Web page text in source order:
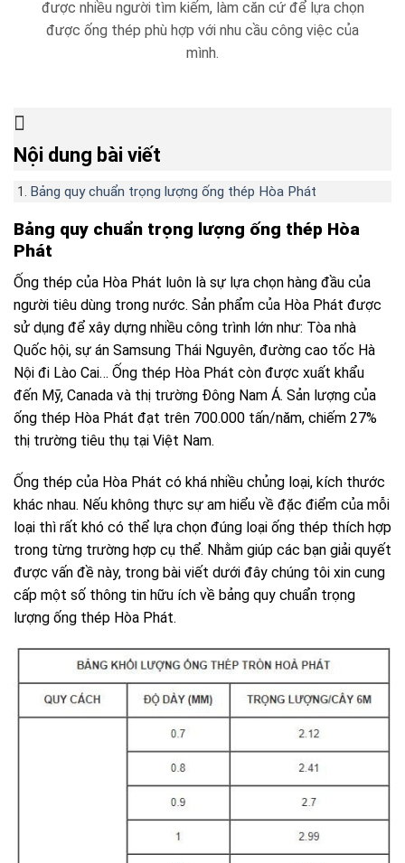
được nhiều người tìm kiếm, làm căn cứ để lựa chọn
được ống thép phù hợp với nhu cầu công việc của
mình.
Nội dung bài viết
Bảng quy chuẩn trọng lượng ống thép Hòa Phát
Bảng quy chuẩn trọng lượng ống thép Hòa
Phát
Ống thép của Hòa Phát luôn là sự lựa chọn hàng đầu của
người tiêu dùng trong nước. Sản phẩm của Hòa Phát được
sử dụng để xây dựng nhiều công trình lớn như: Tòa nhà
Quốc hội, sự án Samsung Thái Nguyên, đường cao tốc Hà
Nội đi Lào Cai… Ống thép Hòa Phát còn được xuất khẩu
đến Mỹ, Canada và thị trường Đông Nam Á. Sản lượng của
ống thép Hòa Phát đạt trên 700.000 tấn/năm, chiếm 27%
thị trường tiêu thụ tại Việt Nam.
Ống thép của Hòa Phát có khá nhiều chủng loại, kích thước
khác nhau. Nếu không thực sự am hiểu về đặc điểm của mỗi
loại thì rất khó có thể lựa chọn đúng loại ống thép thích hợp
trong từng trường hợp cụ thể. Nhằm giúp các bạn giải quyết
được vấn đề này, trong bài viết dưới đây chúng tôi xin cung
cấp một số thông tin hữu ích về bảng quy chuẩn trọng
lượng ống thép Hòa Phát.